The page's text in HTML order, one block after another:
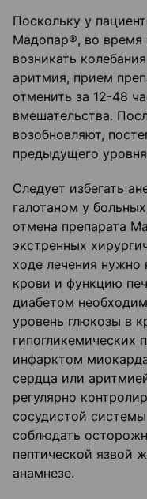
Поскольку у
Мадопар®, во время
возникать
аритмия, прием
отменить за 12-48
вмешательства.
возобновляют,
предыдущего
Следует избегать
галотаном у
отмена препарата
экстренных
ходе лечения нужно
крови и функцию
диабетом
уровень глюкозы в
гипогликемических
инфарктом
сердца или
регулярно
сосудистой
соблюдать
пептической язвой
анамнезе.